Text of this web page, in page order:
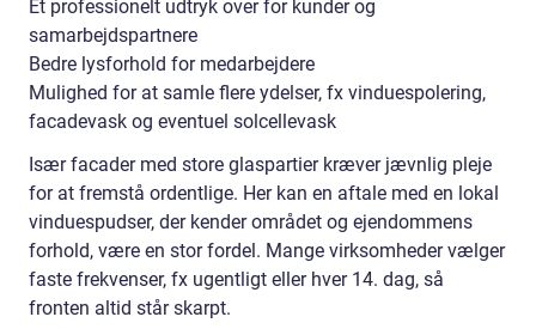
Et professionelt udtryk over for kunder og
samarbejdspartnere
Bedre lysforhold for medarbejdere
Mulighed for at samle flere ydelser, fx vinduespolering,
facadevask og eventuel solcellevask
Især facader med store glaspartier kræver jævnlig pleje
for at fremstå ordentlige. Her kan en aftale med en lokal
vinduespudser, der kender området og ejendommens
forhold, være en stor fordel. Mange virksomheder vælger
faste frekvenser, fx ugentligt eller hver 14. dag, så
fronten altid står skarpt.